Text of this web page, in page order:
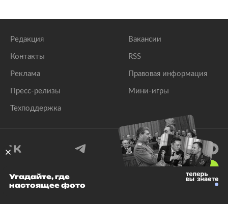
Редакция
Контакты
Реклама
Пресс-релизы
Техподдержка
Вакансии
RSS
Правовая информация
Мини-игры
© 1999–2026 Все права защищены.
Угадайте, где
настоящее фото